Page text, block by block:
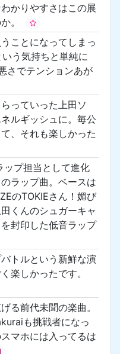
かりやすさはこの展
。
ことになってしまっ
う気持ちと単純に
さでテンションあが
っていった上田ソ
ルギッシュに。毎公
、それも楽しかった
ップ担当として進化
ラップ曲。ベースは
のTOKIEさん！媚び
くんのシュガーキャ
封印した低音ラップ
トルという新鮮な演
楽しかったです。
る前代未聞の楽曲。
も挑戦者になっ
マホには入ってるは